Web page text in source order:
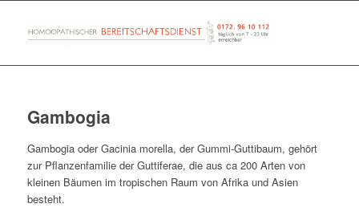
Gambogia
Gambogia oder Gacinia morella, der Gummi-Guttibaum, gehört
zur Pflanzenfamilie der Guttiferae, die aus ca 200 Arten von
kleinen Bäumen im tropischen Raum von Afrika und Asien
besteht.